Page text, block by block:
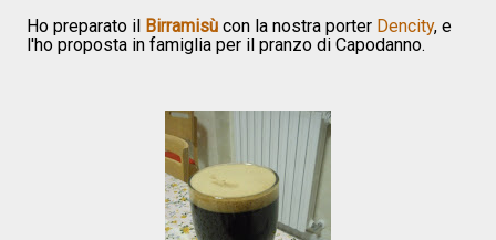
Ho preparato il Birramisù con la nostra porter Dencity, e
l'ho proposta in famiglia per il pranzo di Capodanno.